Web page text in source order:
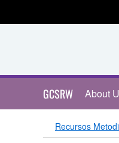
GCSRW About
Recursos